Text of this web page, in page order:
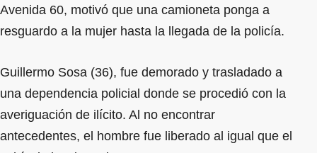
Avenida 60, motivó que una camioneta ponga a
resguardo a la mujer hasta la llegada de la policía.
Guillermo Sosa (36), fue demorado y trasladado a
una dependencia policial donde se procedió con la
averiguación de ilícito. Al no encontrar
antecedentes, el hombre fue liberado al igual que el